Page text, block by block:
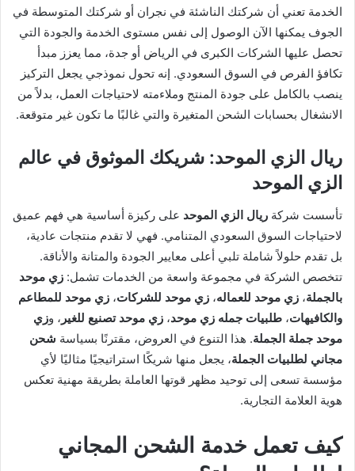
الخدمة تعني أن شركتك الناشئة في نجران أو شركتك المتوسطة في
الجوف يمكنها الآن الوصول إلى نفس مستوى الخدمة والجودة التي
تحصل عليها الشركات الكبرى في الرياض أو جدة، مما يعزز مبدأ
تكافؤ الفرص في السوق السعودي. إنه تحول نموذجي يجعل التركيز
ينصب بالكامل على جودة المنتج وملاءمته لاحتياجات العمل، بدلاً من
الانشغال بحسابات الشحن المتغيرة والتي غالبًا ما تكون غير متوقعة.
ريال الزي الموحد: شريكك الموثوق في عالم
الزي الموحد
تأسست شركة ريال الزي الموحد على ركيزة أساسية هي فهم عميق
لاحتياجات السوق السعودي المتنامي. فهي لا تقدم منتجات عادية،
بل تقدم حلولاً شاملة تلبي أعلى معايير الجودة والمتانة والأناقة.
تتخصص الشركة في مجموعة واسعة من الخدمات تشمل: زي موحد
بالجملة، زي موحد للعماله، زي موحد للشركات، زي موحد للمطاعم
والكافيهات، طلبيات جمله زي موحد، زي موحد تصنيع للغير ، وزي
موحد جملة الجملة. هذا التنوع في العروض، مقترنًا بسياسة شحن
مجاني لطلبيات الجملة، يجعل منها شريكًا استراتيجيًا مثاليًا لأي
مؤسسة تسعى إلى توحيد مظهر قوتها العاملة بطريقة مهنية تعكس
هوية العلامة التجارية.
كيف تعمل خدمة الشحن المجاني